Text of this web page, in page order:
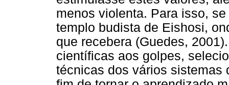
menos violenta. Para isso,
templo budista de Eishosi,
que recebera (Guedes,
científicas aos golpes,
técnicas dos vários sistemas